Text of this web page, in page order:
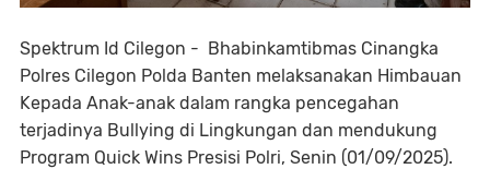
Spektrum Id Cilegon - Bhabinkamtibmas Cinangka
Polres Cilegon Polda Banten melaksanakan Himbauan
Kepada Anak-anak dalam rangka pencegahan
terjadinya Bullying di Lingkungan dan mendukung
Program Quick Wins Presisi Polri, Senin (01/09/2025).